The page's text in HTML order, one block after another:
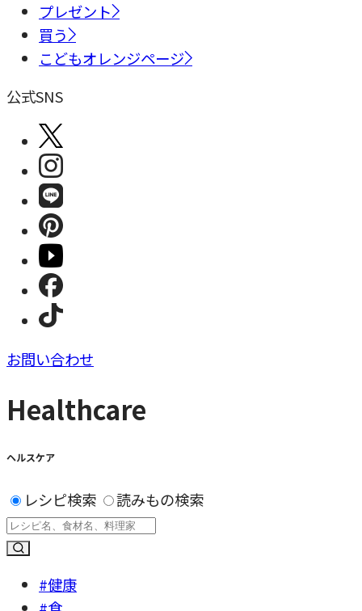
プレゼント
買う
こどもオレンジページ
公式SNS
お問い合わせ
Healthcare
ヘルスケア
レシピ検索 読みもの検索
#健康